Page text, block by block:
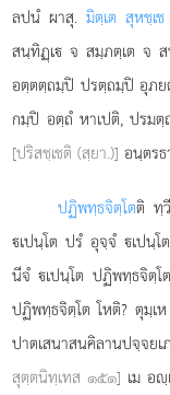
ลปนํ ผาสุ.มิตฺเต สุหชฺเ
สนฺทิฏฺเ จ สมฺภตฺเต จ
อตฺตตฺถมฺปิ ปรตฺถมฺปิ อุภ
กมฺปิ อตฺถํ หาเปติ, ปรมตฺ
[ปริสชฺเชติ (สฺยา.)] อนฺตร
ปฏิพทฺธจิตฺโตติ ทฺ
เปนฺโต ปรํ อุจฺจํ เปนฺ
นีจํ เปนฺโต ปฏิพทฺธจิตฺ
ปฏิพทฺธจิตฺโต โหติ? ตุมฺ
ปาตเสนาสนคิลานปจฺจย
สุตฺตนิทฺเทส ๑๕๑] เม อ